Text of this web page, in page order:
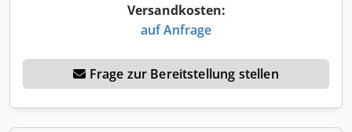
Versandkosten:
auf Anfrage
Frage zur Bereitstellung stellen